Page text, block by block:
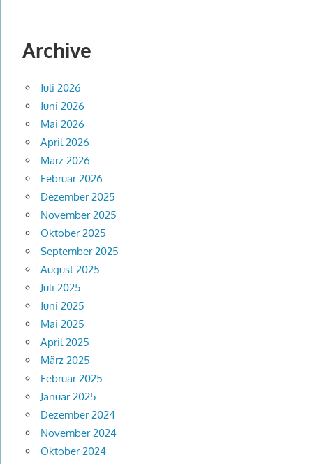
Archive
Juli 2026
Juni 2026
Mai 2026
April 2026
März 2026
Februar 2026
Dezember 2025
November 2025
Oktober 2025
September 2025
August 2025
Juli 2025
Juni 2025
Mai 2025
April 2025
März 2025
Februar 2025
Januar 2025
Dezember 2024
November 2024
Oktober 2024